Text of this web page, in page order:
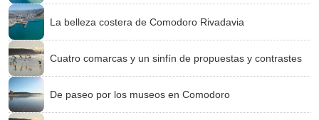
La belleza costera de Comodoro Rivadavia
Cuatro comarcas y un sinfín de propuestas y contrastes
De paseo por los museos en Comodoro